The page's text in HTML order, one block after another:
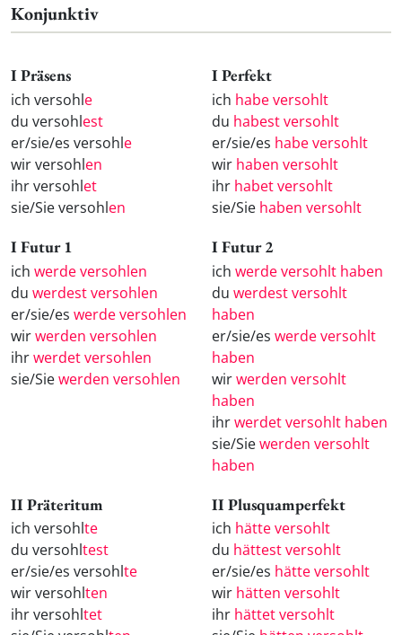
Konjunktiv
I Präsens
ich versohle
du versohlest
er/sie/es versohle
wir versohlen
ihr versohlet
sie/Sie versohlen
I Perfekt
ich habe versohlt
du habest versohlt
er/sie/es habe versohlt
wir haben versohlt
ihr habet versohlt
sie/Sie haben versohlt
I Futur 1
ich werde versohlen
du werdest versohlen
er/sie/es werde versohlen
wirwerden versohlen
ihrwerdet versohlen
sie/Siewerden versohlen
I Futur 2
ich werde versohlt haben
du werdest versohlt
haben
er/sie/es werde versohlt
haben
wirwerden versohlt
haben
ihrwerdet versohlt haben
sie/Siewerden versohlt
haben
II Präteritum
ich versohlte
du versohltest
er/sie/es versohlte
wir versohlten
ihr versohltet
II Plusquamperfekt
ich hätte versohlt
du hättest versohlt
er/sie/es hätte versohlt
wir hätten versohlt
ihr hättet versohlt